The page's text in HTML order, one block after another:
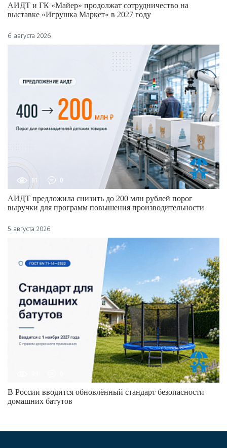
АИДТ и ГК «Майер» продолжат сотрудничество на
выставке «Игрушка Маркет» в 2027 году
6 августа 2026
81 0
АИДТ предложила снизить до 200 млн рублей порог
выручки для программ повышения производительности
5 августа 2026
В России вводится обновлённый стандарт безопасности
домашних батутов